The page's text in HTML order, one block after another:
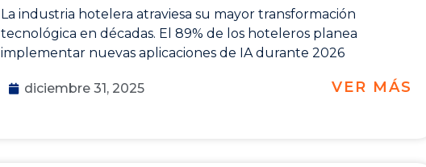
La industria hotelera atraviesa su mayor transformación
tecnológica en décadas. El 89% de los hoteleros planea
implementar nuevas aplicaciones de IA durante 2026
diciembre 31, 2025 VER MÁS